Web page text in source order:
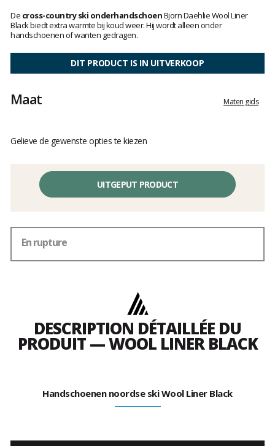
oordeel
van
klanten
De cross-country ski onderhandschoenBjorn Daehlie Wool Liner
Black biedt extra warmte bij koud weer. Hij wordt alleen onder
handschoenen of wanten gedragen.
DIT PRODUCT IS IN UITVERKOOP
Maat Maten gids
Gelieve de gewenste opties te kiezen
UITGEPUT PRODUCT
En rupture
DESCRIPTION DÉTAILLÉE DU
PRODUIT — WOOL LINER BLACK
Handschoenen noordse ski Wool Liner Black